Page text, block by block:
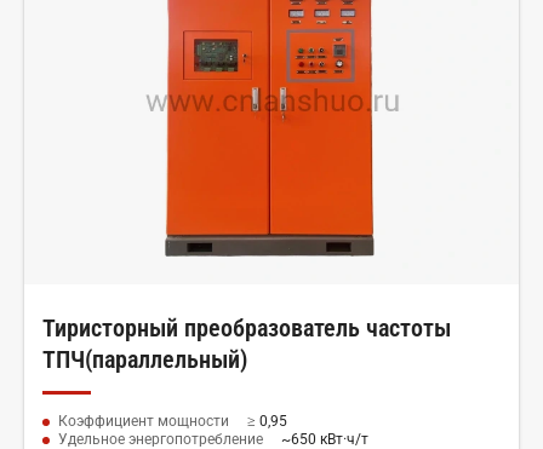
Тиристорный преобразователь частоты
ТПЧ(параллельный)
Коэффициент мощности
≥ 0,95
Удельное энергопотребление
~650 кВт·ч/т